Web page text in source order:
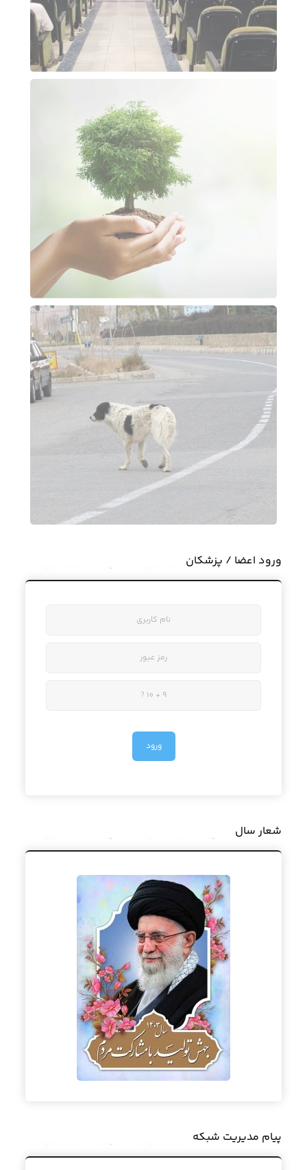
ورود اعضا / پزشکان
شعار سال
پیام مدیریت شبکه